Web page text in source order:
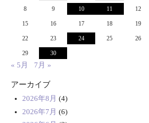
8 9 10 11 12
15 16 17 18 19
22 23 24 25 26
29 30
« 5月 7月 »
アーカイブ
2026年8月 (4)
2026年7月 (6)